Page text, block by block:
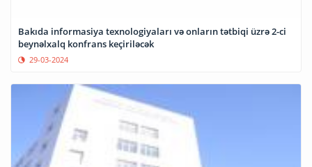
Bakıda informasiya texnologiyaları və onların tətbiqi üzrə 2-ci
beynəlxalq konfrans keçiriləcək
29-03-2024